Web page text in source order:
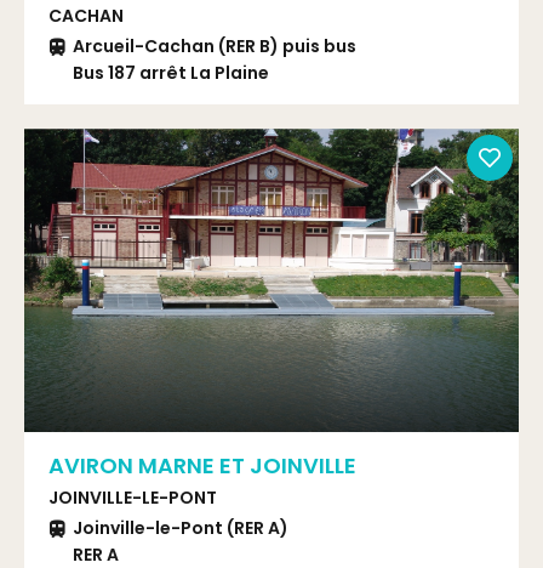
CACHAN
Arcueil-Cachan (RER B) puis bus
Bus 187 arrêt La Plaine
AVIRON MARNE ET JOINVILLE
JOINVILLE-LE-PONT
Joinville-le-Pont (RER A)
RER A